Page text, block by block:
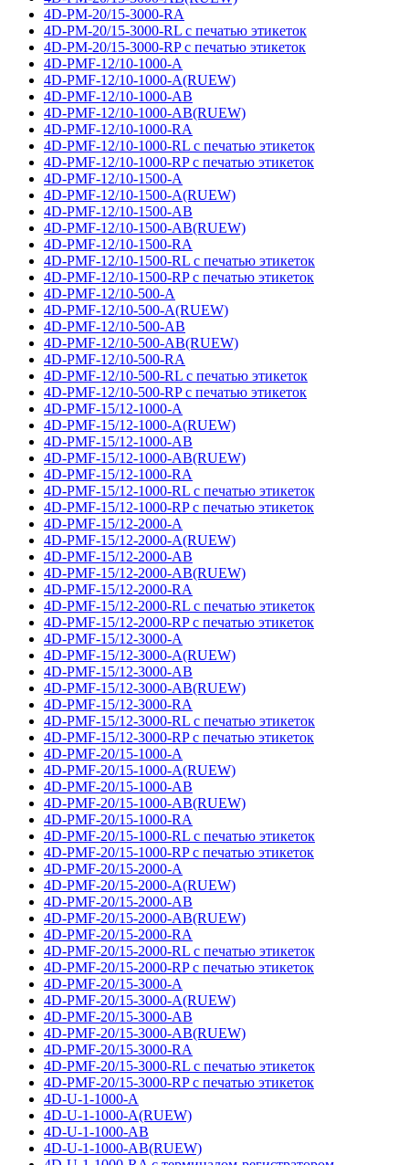
4D-PM-20/15-3000-RA
4D-PM-20/15-3000-RL с печатью этикеток
4D-PM-20/15-3000-RP с печатью этикеток
4D-PMF-12/10-1000-A
4D-PMF-12/10-1000-A(RUEW)
4D-PMF-12/10-1000-AB
4D-PMF-12/10-1000-AB(RUEW)
4D-PMF-12/10-1000-RA
4D-PMF-12/10-1000-RL с печатью этикеток
4D-PMF-12/10-1000-RP с печатью этикеток
4D-PMF-12/10-1500-A
4D-PMF-12/10-1500-A(RUEW)
4D-PMF-12/10-1500-AB
4D-PMF-12/10-1500-AB(RUEW)
4D-PMF-12/10-1500-RA
4D-PMF-12/10-1500-RL с печатью этикеток
4D-PMF-12/10-1500-RP с печатью этикеток
4D-PMF-12/10-500-A
4D-PMF-12/10-500-A(RUEW)
4D-PMF-12/10-500-AB
4D-PMF-12/10-500-AB(RUEW)
4D-PMF-12/10-500-RA
4D-PMF-12/10-500-RL с печатью этикеток
4D-PMF-12/10-500-RP с печатью этикеток
4D-PMF-15/12-1000-A
4D-PMF-15/12-1000-A(RUEW)
4D-PMF-15/12-1000-AB
4D-PMF-15/12-1000-AB(RUEW)
4D-PMF-15/12-1000-RA
4D-PMF-15/12-1000-RL с печатью этикеток
4D-PMF-15/12-1000-RP с печатью этикеток
4D-PMF-15/12-2000-A
4D-PMF-15/12-2000-A(RUEW)
4D-PMF-15/12-2000-AB
4D-PMF-15/12-2000-AB(RUEW)
4D-PMF-15/12-2000-RA
4D-PMF-15/12-2000-RL с печатью этикеток
4D-PMF-15/12-2000-RP с печатью этикеток
4D-PMF-15/12-3000-A
4D-PMF-15/12-3000-A(RUEW)
4D-PMF-15/12-3000-AB
4D-PMF-15/12-3000-AB(RUEW)
4D-PMF-15/12-3000-RA
4D-PMF-15/12-3000-RL с печатью этикеток
4D-PMF-15/12-3000-RP с печатью этикеток
4D-PMF-20/15-1000-A
4D-PMF-20/15-1000-A(RUEW)
4D-PMF-20/15-1000-AB
4D-PMF-20/15-1000-AB(RUEW)
4D-PMF-20/15-1000-RA
4D-PMF-20/15-1000-RL с печатью этикеток
4D-PMF-20/15-1000-RP с печатью этикеток
4D-PMF-20/15-2000-A
4D-PMF-20/15-2000-A(RUEW)
4D-PMF-20/15-2000-AB
4D-PMF-20/15-2000-AB(RUEW)
4D-PMF-20/15-2000-RA
4D-PMF-20/15-2000-RL с печатью этикеток
4D-PMF-20/15-2000-RP с печатью этикеток
4D-PMF-20/15-3000-A
4D-PMF-20/15-3000-A(RUEW)
4D-PMF-20/15-3000-AB
4D-PMF-20/15-3000-AB(RUEW)
4D-PMF-20/15-3000-RA
4D-PMF-20/15-3000-RL с печатью этикеток
4D-PMF-20/15-3000-RP с печатью этикеток
4D-U-1-1000-A
4D-U-1-1000-A(RUEW)
4D-U-1-1000-AB
4D-U-1-1000-AB(RUEW)